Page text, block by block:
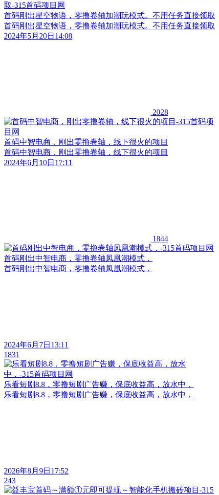
首码刚出星空物语，零撸卷轴加潮玩模式。不用任务直接领取
首码刚出星空物语，零撸卷轴加潮玩模式。不用任务直接领取
2024年5月20日14:08
2028
首码中智电商，刚出零撸卷轴，线下很火的项目
首码中智电商，刚出零撸卷轴，线下很火的项目
2024年6月10日17:11
1844
首码刚出中智电商，零撸卷轴凤凰潮模式，
首码刚出中智电商，零撸卷轴凤凰潮模式，
2024年6月7日13:11
1831
乐看短剧8.8，零撸短剧广告赚，保底收益高，放水中，
乐看短剧8.8，零撸短剧广告赚，保底收益高，放水中，
2026年8月9日17:52
243